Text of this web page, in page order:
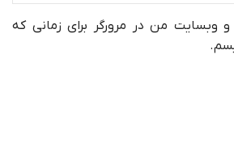
و وبسایت من در مرورگر برای زمانی که